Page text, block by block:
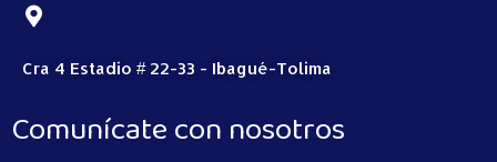
Cra 4 Estadio # 22-33 - Ibagué-Tolima
Comunícate con nosotros